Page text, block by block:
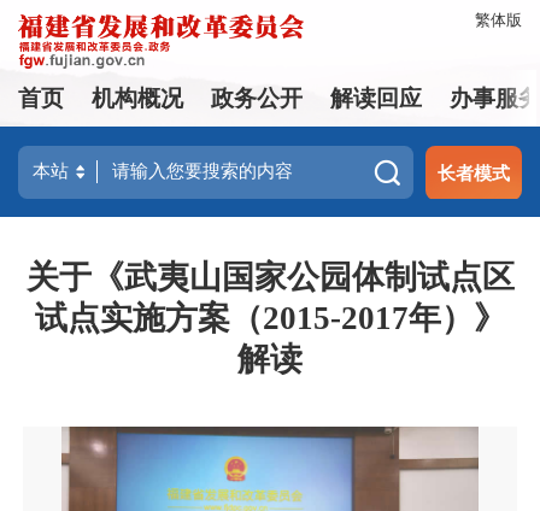
繁体版
首页 机构概况 政务公开 解读回应 办事服
长者模式
关于《武夷山国家公园体制试点区
试点实施方案（2015-2017年）》
解读